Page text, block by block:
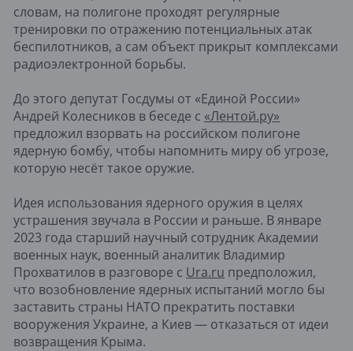
словам, на полигоне проходят регулярные
тренировки по отражению потенциальных атак
беспилотников, а сам объект прикрыт комплексами
радиоэлектронной борьбы.
До этого депутат Госдумы от «Единой России»
Андрей Колесников в беседе с «Лентой.ру»
предложил взорвать на российском полигоне
ядерную бомбу, чтобы напомнить миру об угрозе,
которую несёт такое оружие.
Идея использования ядерного оружия в целях
устрашения звучала в России и раньше. В январе
2023 года старший научный сотрудник Академии
военных наук, военный аналитик Владимир
Прохватилов в разговоре с Ura.ru предположил,
что возобновление ядерных испытаний могло бы
заставить страны НАТО прекратить поставки
вооружения Украине, а Киев — отказаться от идеи
возвращения Крыма.